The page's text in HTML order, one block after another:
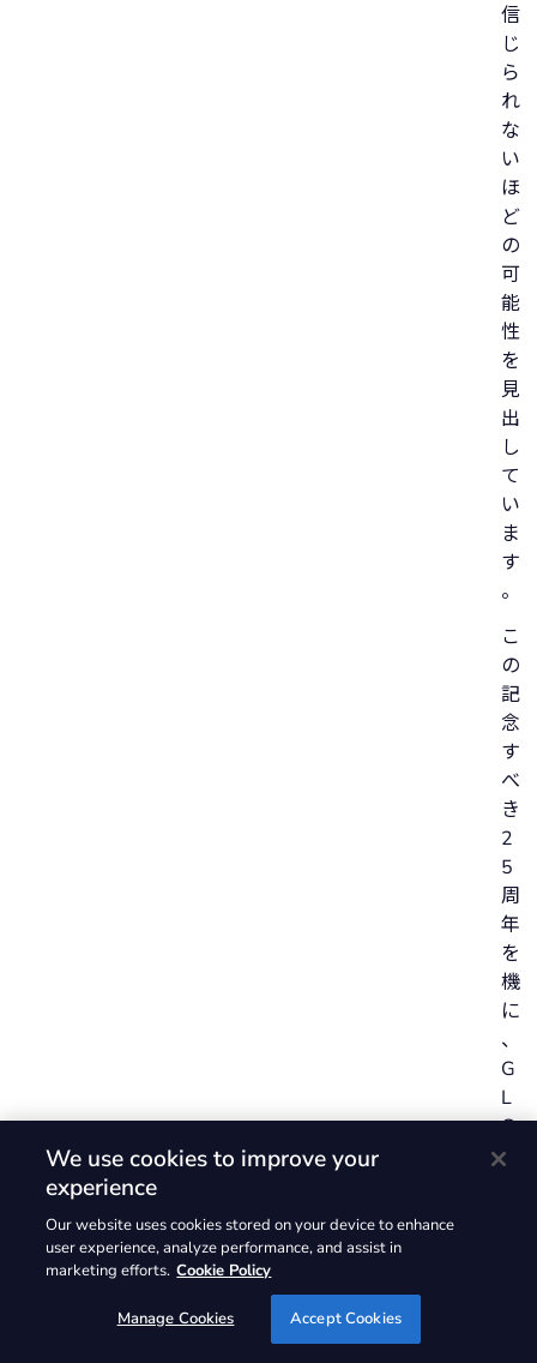
信
じ
ら
れ
な
い
ほ
ど
の
可
能
性
を
見
出
し
て
い
ま
す
。
こ
の
記
念
す
べ
き
2
5
周
年
を
機
に
、
G
L
G
は
We use cookies to improve your
experience
Our website uses cookies stored on your device to enhance
user experience, analyze performance, and assist in
marketing efforts. Cookie Policy
Manage Cookies Accept Cookies